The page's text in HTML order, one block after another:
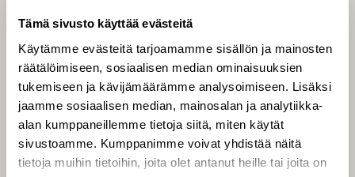
Tämä sivusto käyttää evästeitä
Käytämme evästeitä tarjoamamme sisällön ja mainosten
räätälöimiseen, sosiaalisen median ominaisuuksien
tukemiseen ja kävijämäärämme analysoimiseen. Lisäksi
jaamme sosiaalisen median, mainosalan ja analytiikka-
alan kumppaneillemme tietoja siitä, miten käytät
sivustoamme. Kumppanimme voivat yhdistää näitä
tietoja muihin tietoihin, joita olet antanut heille tai joita on
Tilaa digilukuoikeus
Äänestä parasta juttua
Tilaa uutiskirje
SUOMEN LUONNON­
SUOJELU­LIITTO